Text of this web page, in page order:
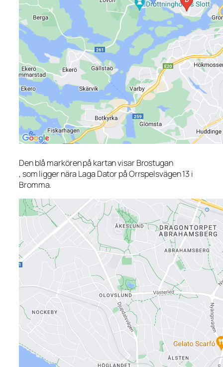
Den blå markören på kartan visar Brostugan
, som ligger nära Laga Dator på Orrspelsvägen 13 i
Bromma.